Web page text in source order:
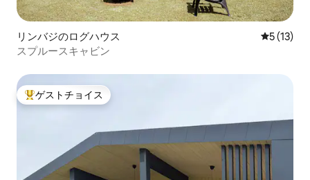
リンバジのログハウス レビュー
5 (13)
スプルースキャビン
大好評のゲストチョイスです。
ゲストチョイス